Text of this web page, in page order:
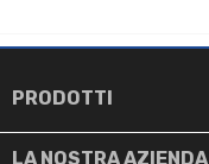
PRODOTTI
LA NOSTRA AZIENDA